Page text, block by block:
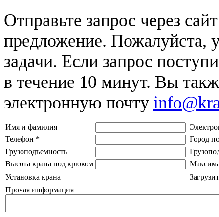
Отправьте запрос через
предложение. Пожалуйста,
задачи. Если запрос
в течение 10 минут. Вы
электронную почту
Имя и фамилия
Телефон *
Город
Грузоподъемность
Высота крана под крюком
Установка крана
Прочая информация